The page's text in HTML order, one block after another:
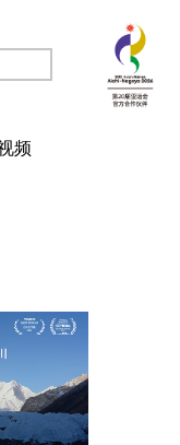
频